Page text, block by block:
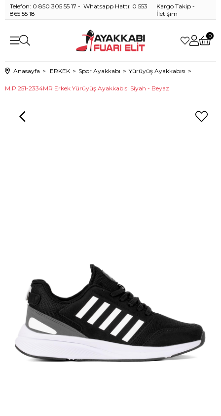
Telefon: 0 850 305 55 17 - Whatsapp Hattı: 0 553
865 55 18
Kargo Takip -
İletişim
0
Anasayfa ERKEK Spor Ayakkabı Yürüyüş Ayakkabısı
M.P 251-2334MR Erkek Yürüyüş Ayakkabısı Siyah - Beyaz